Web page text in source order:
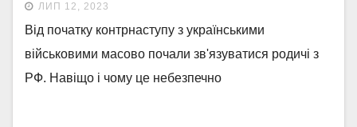
ЛИП 12, 2023
Від початку контрнаступу з українськими
військовими масово почали зв'язуватися родичі з
РФ. Навіщо і чому це небезпечно